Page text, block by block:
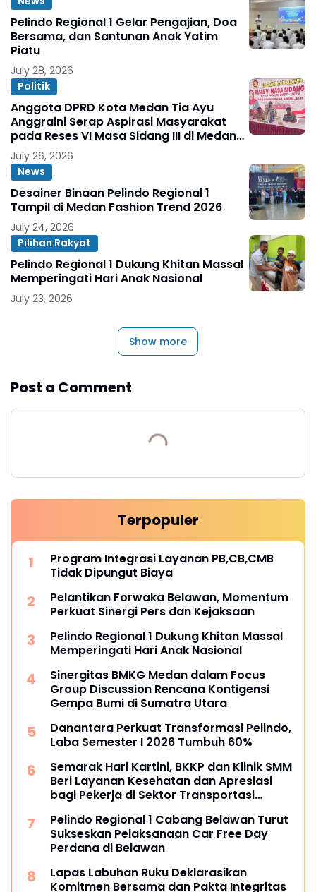
Pelindo Regional 1 Gelar Pengajian, Doa
Bersama, dan Santunan Anak Yatim
Piatu
July 28, 2026
Politik
Anggota DPRD Kota Medan Tia Ayu
Anggraini Serap Aspirasi Masyarakat
pada Reses VI Masa Sidang III di Medan
Marelan
July 26, 2026
News
Desainer Binaan Pelindo Regional 1
Tampil di Medan Fashion Trend 2026
July 24, 2026
Pilihan Rakyat
Pelindo Regional 1 Dukung Khitan Massal
Memperingati Hari Anak Nasional
July 23, 2026
Show more
Post a Comment
Terpopuler
Program Integrasi Layanan PB,CB,CMB
Tidak Dipungut Biaya
Pelantikan Forwaka Belawan, Momentum
Perkuat Sinergi Pers dan Kejaksaan
Pelindo Regional 1 Dukung Khitan Massal
Memperingati Hari Anak Nasional
Sinergitas BMKG Medan dalam Focus
Group Discussion Rencana Kontigensi
Gempa Bumi di Sumatra Utara
Danantara Perkuat Transformasi Pelindo,
Laba Semester I 2026 Tumbuh 60%
Semarak Hari Kartini, BKKP dan Klinik SMM
Beri Layanan Kesehatan dan Apresiasi
bagi Pekerja di Sektor Transportasi
Pelindo Regional 1 Cabang Belawan Turut
Sukseskan Pelaksanaan Car Free Day
Perdana di Belawan
Lapas Labuhan Ruku Deklarasikan
Komitmen Bersama dan Pakta Integritas